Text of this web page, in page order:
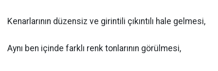
Kenarlarının düzensiz ve girintili çıkıntılı hale gelmesi,
Aynı ben içinde farklı renk tonlarının görülmesi,